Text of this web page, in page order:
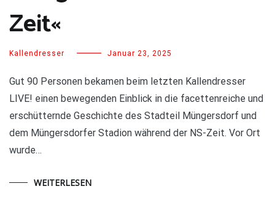
Zeit«
Kallendresser Januar 23, 2025
Gut 90 Personen bekamen beim letzten Kallendresser
LIVE! einen bewegenden Einblick in die facettenreiche und
erschütternde Geschichte des Stadteil Müngersdorf und
dem Müngersdorfer Stadion während der NS-Zeit. Vor Ort
wurde…
WEITERLESEN